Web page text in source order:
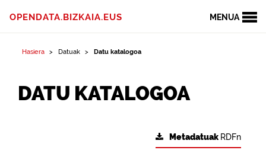
MENUA
OPENDATA.BIZKAIA.EUS
Hasiera Datuak Datu katalogoa
DATU KATALOGOA
Metadatuak RDFn